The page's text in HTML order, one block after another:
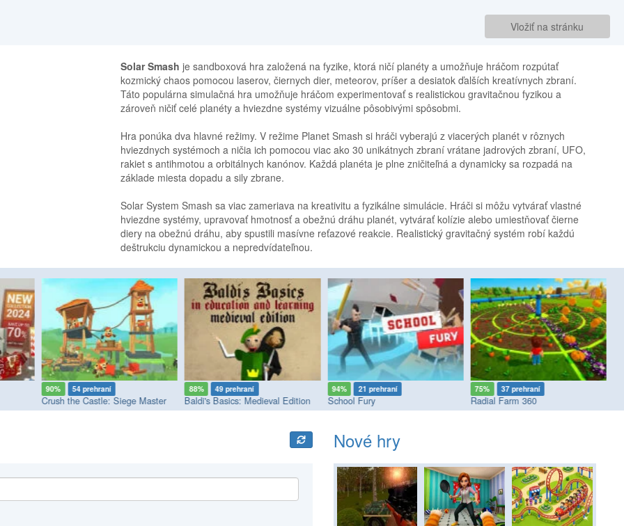
Vložiť na stránku
Solar Smash je sandboxová hra založená na fyzike, ktorá ničí planéty a umožňuje hráčom rozpútať
kozmický chaos pomocou laserov, čiernych dier, meteorov, príšer a desiatok ďalších kreatívnych zbraní.
Táto populárna simulačná hra umožňuje hráčom experimentovať s realistickou gravitačnou fyzikou a
zároveň ničiť celé planéty a hviezdne systémy vizuálne pôsobivými spôsobmi.
Hra ponúka dva hlavné režimy. V režime Planet Smash si hráči vyberajú z viacerých planét v rôznych
hviezdnych systémoch a ničia ich pomocou viac ako 30 unikátnych zbraní vrátane jadrových zbraní, UFO,
rakiet s antihmotou a orbitálnych kanónov. Každá planéta je plne zničiteľná a dynamicky sa rozpadá na
základe miesta dopadu a sily zbrane.
Solar System Smash sa viac zameriava na kreativitu a fyzikálne simulácie. Hráči si môžu vytvárať vlastné
hviezdne systémy, upravovať hmotnosť a obežnú dráhu planét, vytvárať kolízie alebo umiestňovať čierne
diery na obežnú dráhu, aby spustili masívne reťazové reakcie. Realistický gravitačný systém robí každú
deštrukciu dynamickou a nepredvídateľnou.
90% 54 prehraní
Crush the Castle: Siege Master
88% 49 prehraní
Baldi's Basics: Medieval Edition
94% 21 prehraní
School Fury
75% 37 prehraní
Radial Farm 360
Nové hry